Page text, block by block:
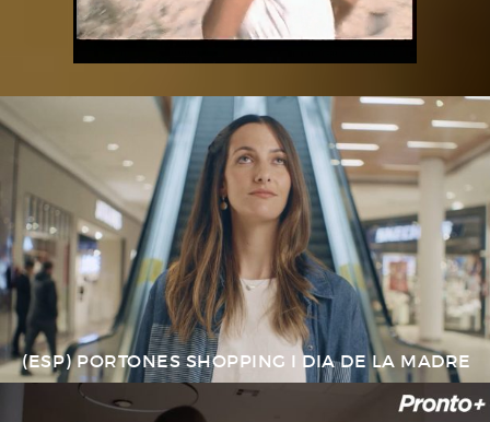
(ESP) PORTONES SHOPPING I DIA DE LA MADRE